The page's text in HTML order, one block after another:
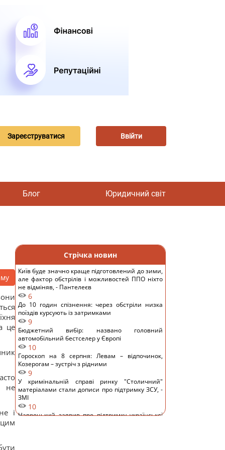
Зареєструватися Ввійти
Блог Юридичний світ
це
не
і
Стрічка новин
Київ буде значно краще підготовлений до зими,
але фактор обстрілів і можливостей ППО ніхто
не відміняв, - Пантелеєв
6
До 10 годин спізнення: через обстріли низка
поїздів курсують із затримками
9
Бюджетний вибір: названо головний
автомобільний бестселер у Європі
10
Гороскоп на 8 серпня: Левам – відпочинок,
Козерогам – зустріч з рідними
9
У кримінальній справі ринку "Столичний"
матеріалами стали дописи про підтримку ЗСУ, -
ЗМІ
10
Навроцький заявив про підтримку української